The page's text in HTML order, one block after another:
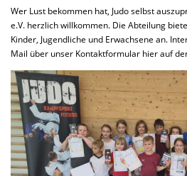
Wer Lust bekommen hat, Judo selbst
e.V. herzlich willkommen. Die Abteilung
Kinder, Jugendliche und Erwachsene an.
Mail über unser Kontaktformular hier auf